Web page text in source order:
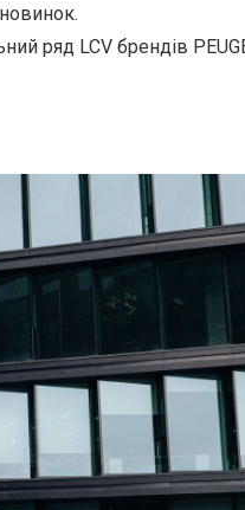
ряд LCV брендів